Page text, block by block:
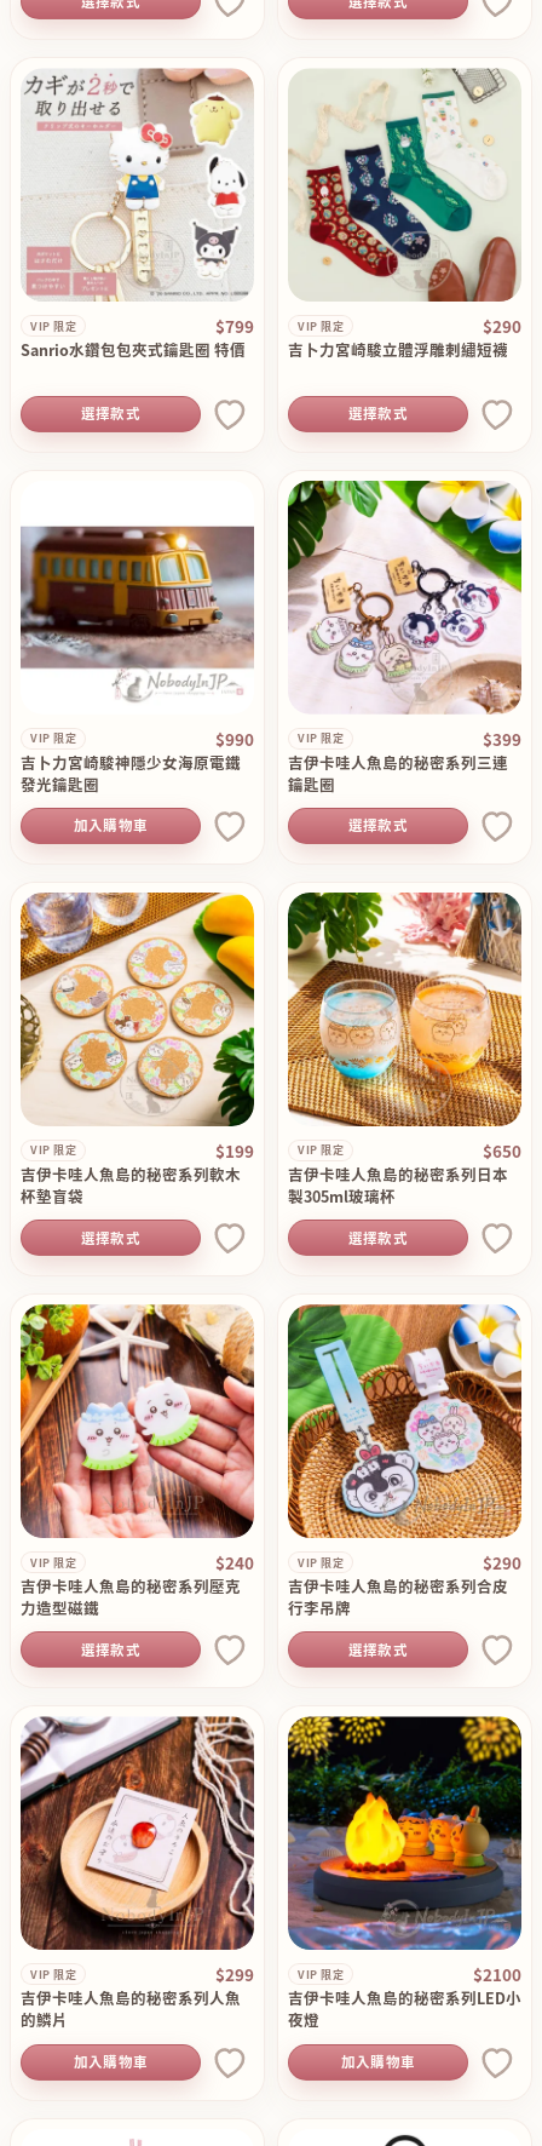
VIP 限定 $799
Sanrio水鑽包包夾式鑰匙圈 特價
選擇款式
VIP 限定 $290
吉卜力宮崎駿立體浮雕刺繡短襪
選擇款式
VIP 限定 $990
吉卜力宮崎駿神隱少女海原電鐵
發光鑰匙圈
加入購物車
VIP 限定 $399
吉伊卡哇人魚島的秘密系列三連
鑰匙圈
選擇款式
VIP 限定 $199
吉伊卡哇人魚島的秘密系列軟木
杯墊盲袋
選擇款式
VIP 限定 $650
吉伊卡哇人魚島的秘密系列日本
製305ml玻璃杯
選擇款式
VIP 限定 $240
吉伊卡哇人魚島的秘密系列壓克
力造型磁鐵
選擇款式
VIP 限定 $290
吉伊卡哇人魚島的秘密系列合皮
行李吊牌
選擇款式
VIP 限定 $299
吉伊卡哇人魚島的秘密系列人魚
的鱗片
加入購物車
VIP 限定 $2100
吉伊卡哇人魚島的秘密系列LED小
夜燈
加入購物車